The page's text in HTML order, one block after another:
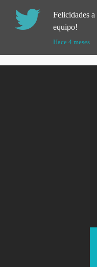
Felicidades a
equipo!
Hace 4 meses